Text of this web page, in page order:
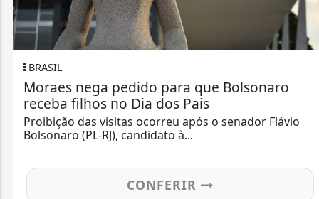
BRASIL
Moraes nega pedido para que Bolsonaro
receba filhos no Dia dos Pais
Proibição das visitas ocorreu após o senador Flávio
Bolsonaro (PL-RJ), candidato à...
CONFERIR